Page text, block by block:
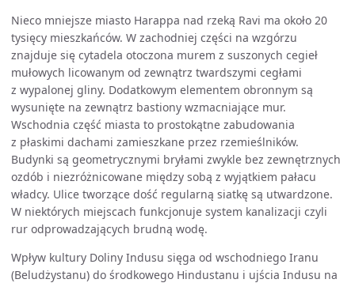
Nieco mniejsze miasto Harappa nad rzeką Ravi ma około 20
tysięcy mieszkańców. W zachodniej części na wzgórzu
znajduje się cytadela otoczona murem z suszonych cegieł
mułowych licowanym od zewnątrz twardszymi cegłami
z wypalonej gliny. Dodatkowym elementem obronnym są
wysunięte na zewnątrz bastiony wzmacniające mur.
Wschodnia część miasta to prostokątne zabudowania
z płaskimi dachami zamieszkane przez rzemieślników.
Budynki są geometrycznymi bryłami zwykle bez zewnętrznych
ozdób i niezróżnicowane między sobą z wyjątkiem pałacu
władcy. Ulice tworzące dość regularną siatkę są utwardzone.
W niektórych miejscach funkcjonuje system kanalizacji czyli
rur odprowadzających brudną wodę.
Wpływ kultury Doliny Indusu sięga od wschodniego Iranu
(Beludżystanu) do środkowego Hindustanu i ujścia Indusu na